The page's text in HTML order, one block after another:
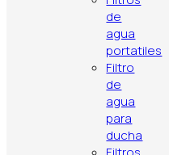
de
agua
portatiles
Filtro
de
agua
para
ducha